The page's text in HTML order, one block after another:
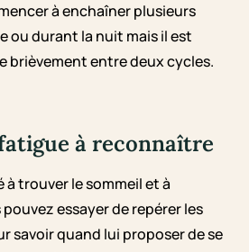
à enchaîner plusieurs
ou durant la nuit mais il est
brièvement entre deux cycles.
à reconnaître
à trouver le sommeil et à
essayer de repérer les
savoir quand lui proposer de se